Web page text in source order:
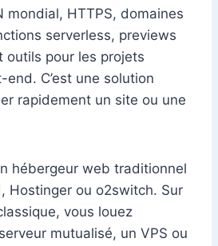
mondial, HTTPS, domaines
serverless, previews
outils pour les projets
C’est une solution
rapidement un site ou une
hébergeur web traditionnel
Hostinger ou o2switch. Sur
vous louez
mutualisé, un VPS ou